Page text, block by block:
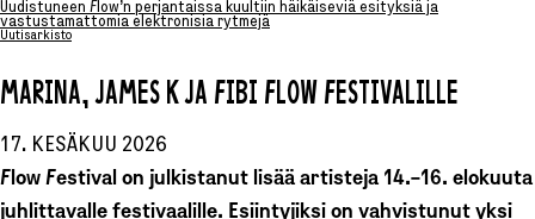
Uudistuneen Flow’n perjantaissa kuultiin häikäiseviä esityksiä ja
vastustamattomia elektronisia rytmejä
Uutisarkisto
MARINA, JAMES K JA FIBI FLOW FESTIVALILLE
17. KESÄKUU 2026
Flow Festival on julkistanut lisää artisteja 14.–16. elokuuta
juhlittavalle festivaalille. Esiintyjiksi on vahvistunut yksi